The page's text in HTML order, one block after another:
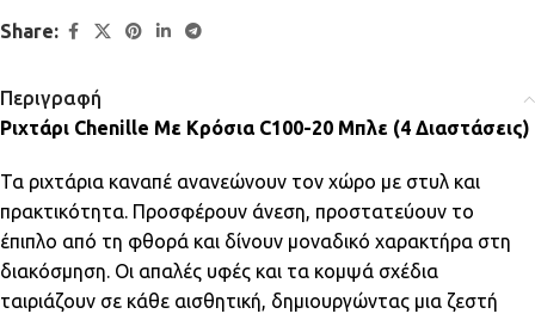
Share:
Περιγραφή
Ριχτάρι Chenille Με Κρόσια C100-20 Μπλε (4 Διαστάσεις)
Τα ριχτάρια καναπέ ανανεώνουν τον χώρο με στυλ και
πρακτικότητα. Προσφέρουν άνεση, προστατεύουν το
έπιπλο από τη φθορά και δίνουν μοναδικό χαρακτήρα στη
διακόσμηση. Οι απαλές υφές και τα κομψά σχέδια
ταιριάζουν σε κάθε αισθητική, δημιουργώντας μια ζεστή